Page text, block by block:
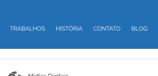
TRABALHOS HISTÓRIA CONTATO BLOG